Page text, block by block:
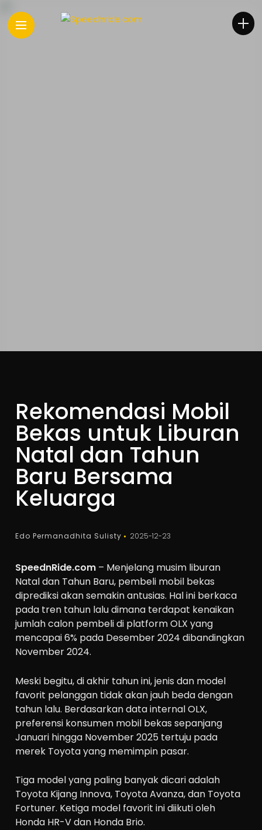
Rekomendasi Mobil
Bekas untuk Liburan
Natal dan Tahun
Baru Bersama
Keluarga
Edo Permanadhita Sulisty 2025-12-23
SpeednRide.com – Menjelang musim liburan
Natal dan Tahun Baru, pembeli mobil bekas
diprediksi akan semakin antusias. Hal ini berkaca
pada tren tahun lalu dimana terdapat kenaikan
jumlah calon pembeli di platform OLX yang
mencapai 6% pada Desember 2024 dibandingkan
November 2024.
Meski begitu, di akhir tahun ini, jenis dan model
favorit pelanggan tidak akan jauh beda dengan
tahun lalu. Berdasarkan data internal OLX,
preferensi konsumen mobil bekas sepanjang
Januari hingga November 2025 tertuju pada
merek Toyota yang memimpin pasar.
Tiga model yang paling banyak dicari adalah
Toyota Kijang Innova, Toyota Avanza, dan Toyota
Fortuner. Ketiga model favorit ini diikuti oleh
Honda HR-V dan Honda Brio.